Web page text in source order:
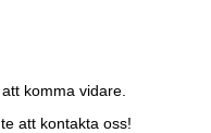
komma vidare.
att kontakta oss!